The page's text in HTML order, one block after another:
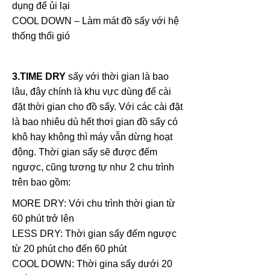
dụng để ủi lại
COOL DOWN – Làm mát đồ sấy với hệ
thống thổi gió
3.TIME DRY sấy với thời gian là bao
lâu, đây chính là khu vực dùng để cài
đặt thời gian cho đồ sấy. Với các cài đặt
là bao nhiêu dù hết thơi gian đồ sấy có
khô hay không thì máy vẫn dừng hoạt
động. Thời gian sấy sẽ được đếm
ngược, cũng tương tự như 2 chu trình
trên bao gồm:
MORE DRY: Với chu trình thời gian từ
60 phút trở lên
LESS DRY: Thời gian sấy đếm ngược
từ 20 phút cho đến 60 phút
COOL DOWN: Thời gina sấy dưới 20